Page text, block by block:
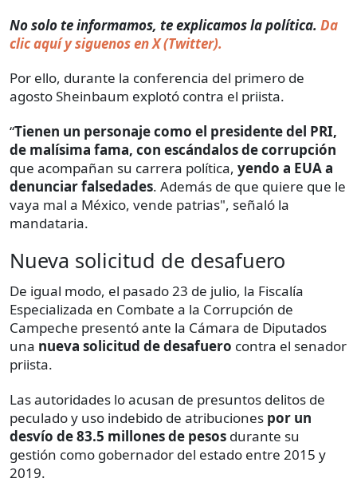
No solo te informamos, te explicamos la política. Da
clic aquí y siguenos en X (Twitter).
Por ello, durante la conferencia del primero de
agosto Sheinbaum explotó contra el priista.
“Tienen un personaje como el presidente del PRI,
de malísima fama, con escándalos de corrupción
que acompañan su carrera política, yendo a EUA a
denunciar falsedades. Además de que quiere que le
vaya mal a México, vende patrias", señaló la
mandataria.
Nueva solicitud de desafuero
De igual modo, el pasado 23 de julio, la Fiscalía
Especializada en Combate a la Corrupción de
Campeche presentó ante la Cámara de Diputados
una nueva solicitud de desafuero contra el senador
priista.
Las autoridades lo acusan de presuntos delitos de
peculado y uso indebido de atribuciones por un
desvío de 83.5 millones de pesos durante su
gestión como gobernador del estado entre 2015 y
2019.